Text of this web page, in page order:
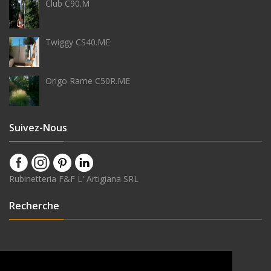
Club C90.M
Twiggy CS40.ME
Origo Rame C50R.ME
Suivez-Nous
Rubinetteria F&F L' Artigiana SRL
Recherche